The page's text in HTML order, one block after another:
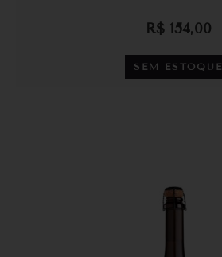
R$154,00
SEM ESTOQUE